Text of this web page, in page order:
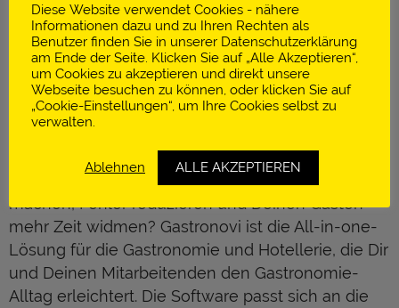
Gastronovi – 1x digitalisieren, 100x Zeit sparen Du
willst endlich entspannter arbeiten, mehr Umsatz
machen, Fehler reduzieren und Deinen Gästen
mehr Zeit widmen? Gastronovi ist die All-in-one-
Lösung für die Gastronomie und Hotellerie, die Dir
und Deinen Mitarbeitenden den Gastronomie-
Alltag erleichtert. Die Software passt sich an die
Diese Website verwendet Cookies - nähere
Informationen dazu und zu Ihren Rechten als
Benutzer finden Sie in unserer Datenschutzerklärung
am Ende der Seite. Klicken Sie auf „Alle Akzeptieren“,
um Cookies zu akzeptieren und direkt unsere
Webseite besuchen zu können, oder klicken Sie auf
„Cookie-Einstellungen“, um Ihre Cookies selbst zu
verwalten.
Ablehnen ALLE AKZEPTIEREN